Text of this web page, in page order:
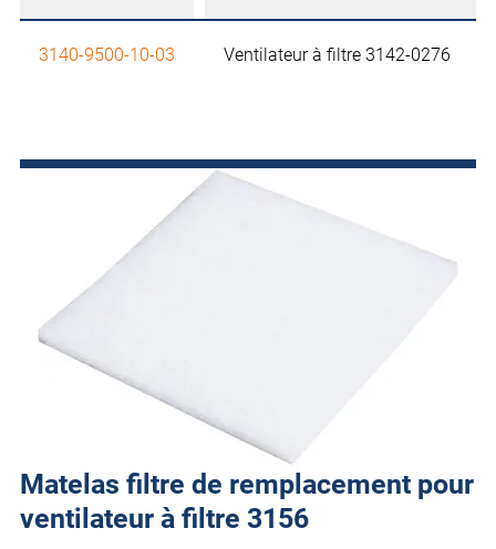
3140-9500-10-03 Ventilateur à filtre 3142-0276
Matelas filtre de remplacement pour
ventilateur à filtre 3156